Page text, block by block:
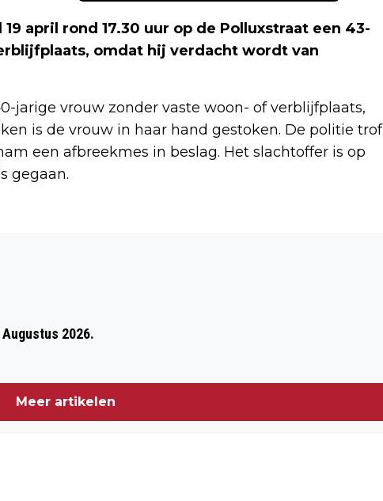
april rond 17.30 uur op de Polluxstraat een 43-
omdat hij verdacht wordt van
jarige vrouw zonder vaste woon- of verblijfplaats,
is de vrouw in haar hand gestoken. De politie trof
een afbreekmes in beslag. Het slachtoffer is op
gegaan.
2026.
Meer artikelen